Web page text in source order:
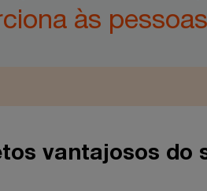
às
vantajosos do